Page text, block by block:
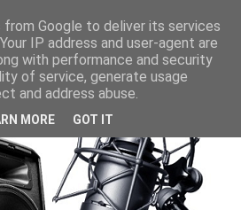
Google to deliver its services
IP address and user-agent are
with performance and security
of service, generate usage
and address abuse.
MORE GOT IT